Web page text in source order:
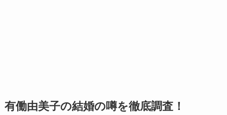
有働由美子の結婚の噂を徹底調査！